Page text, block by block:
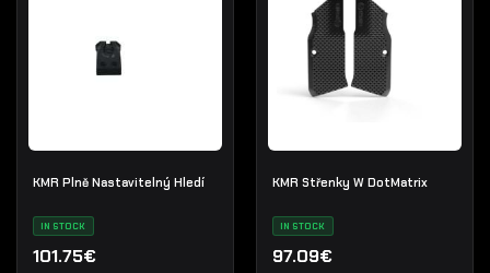
KMR Plně Nastavitelný Hledí
IN STOCK
101.75€
KMR Střenky W DotMatrix
IN STOCK
97.09€